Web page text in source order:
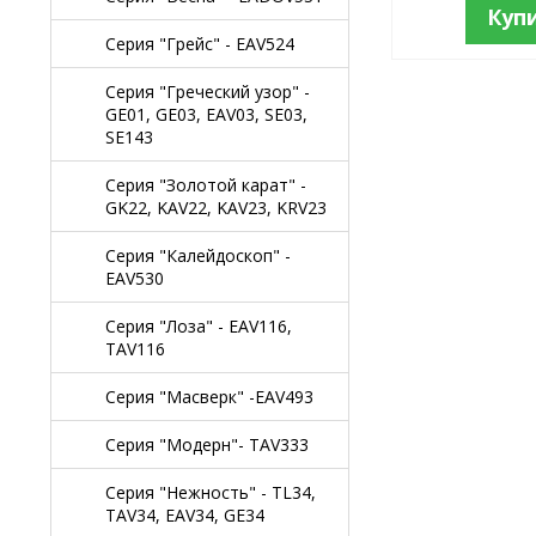
Серия "Грейс" - EAV524
Серия "Греческий узор" -
GE01, GE03, EAV03, SE03,
SE143
Серия "Золотой карат" -
GK22, KAV22, KAV23, KRV23
Серия "Калейдоскоп" -
EAV530
Серия "Лоза" - EAV116,
TAV116
Серия "Масверк" -EAV493
Серия "Модерн"- TAV333
Серия "Нежность" - TL34,
TAV34, EAV34, GE34